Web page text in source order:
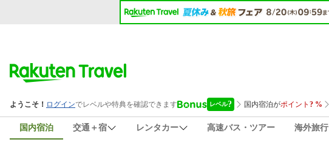
国内宿泊 交通＋宿 レンタカー 高速バス・ツアー 海外旅行